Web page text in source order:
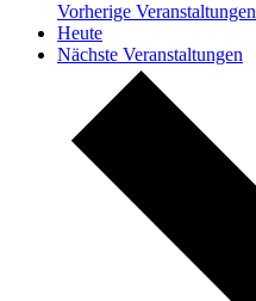
Vorherige Veranstaltungen
Heute
Nächste Veranstaltungen